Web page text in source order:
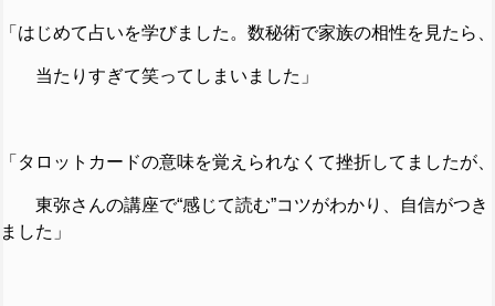
「はじめて占いを学びました。数秘術で家族の相性を見たら、
当たりすぎて笑ってしまいました」
「タロットカードの意味を覚えられなくて挫折してましたが、
東弥さんの講座で“感じて読む”コツがわかり、自信がつき
ました」